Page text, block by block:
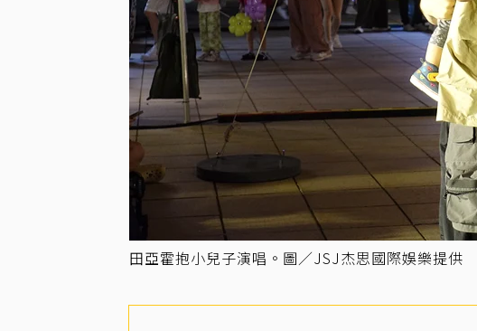
田亞霍抱小兒子演唱。圖／JSJ杰思國際娛樂提供